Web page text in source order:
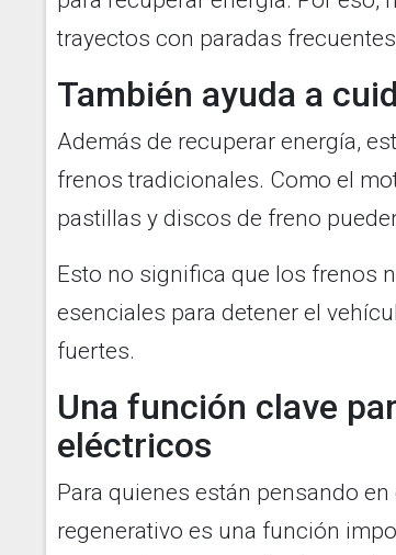
trayectos con paradas
También ayuda a
Además de recuperar energía,
frenos tradicionales. Como el
pastillas y discos de freno
Esto no significa que los frenos
esenciales para detener el
fuertes.
Una función clave
eléctricos
Para quienes están pensando
regenerativo es una función